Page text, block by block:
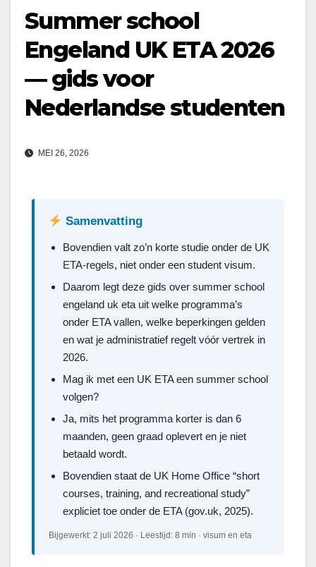
Summer school
Engeland UK ETA 2026
— gids voor
Nederlandse studenten
MEI 26, 2026
Samenvatting
Bovendien valt zo’n korte studie onder de UK
ETA-regels, niet onder een student visum.
Daarom legt deze gids over summer school
engeland uk eta uit welke programma’s
onder ETA vallen, welke beperkingen gelden
en wat je administratief regelt vóór vertrek in
2026.
Mag ik met een UK ETA een summer school
volgen?
Ja, mits het programma korter is dan 6
maanden, geen graad oplevert en je niet
betaald wordt.
Bovendien staat de UK Home Office “short
courses, training, and recreational study”
expliciet toe onder de ETA (gov.uk, 2025).
Bijgewerkt: 2 juli 2026 · Leestijd: 8 min · visum en eta